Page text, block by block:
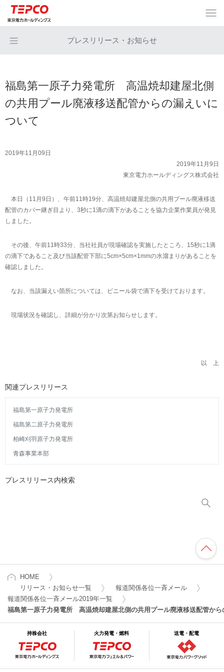
プレスリリース・お知らせ
福島第一原子力発電所 高温焼却建屋北側
の共用プール廃液移送配管からの漏えいに
ついて
2019年11月09日
2019年11月9日
東京電力ホールディングス株式会社
本日（11月9日）、午前11時19分、高温焼却建屋北側の共用プール廃液移送
配管のカバー継ぎ目より、3秒に1滴の滴下があることを協力企業作業員が発見
しました。
その後、午前11時33分、当社社員が現場確認を実施したところ、15秒に1滴
の滴下であること及び当該配管下部に5cm×5cm×1mmの水溜まりがあることを
確認しました。
なお、当該漏えい箇所については、ビニール袋で滴下を受けております。
現場状況を確認し、詳細が分かり次第お知らせします。
以 上
関連プレスリリース
福島第一原子力発電所
福島第二原子力発電所
柏崎刈羽原子力発電所
青森事業本部
プレスリリース内検索
HOME
リリース・お知らせ一覧
報道関係各位一斉メール
報道関係各位一斉メール2019年一覧
福島第一原子力発電所 高温焼却建屋北側の共用プール廃液移送配管から
持株会社 火力発電・燃料 送電・配電